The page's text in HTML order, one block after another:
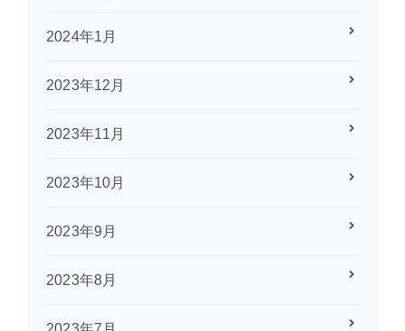
2024年1月
2023年12月
2023年11月
2023年10月
2023年9月
2023年8月